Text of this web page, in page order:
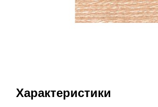
Характеристики